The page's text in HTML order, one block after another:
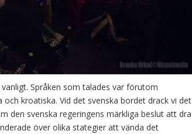
Språken som talades var förutom
kroatiska. Vid det svenska bordet drack vi det
den svenska regeringens märkliga beslut att dra
över olika stategier att vända det